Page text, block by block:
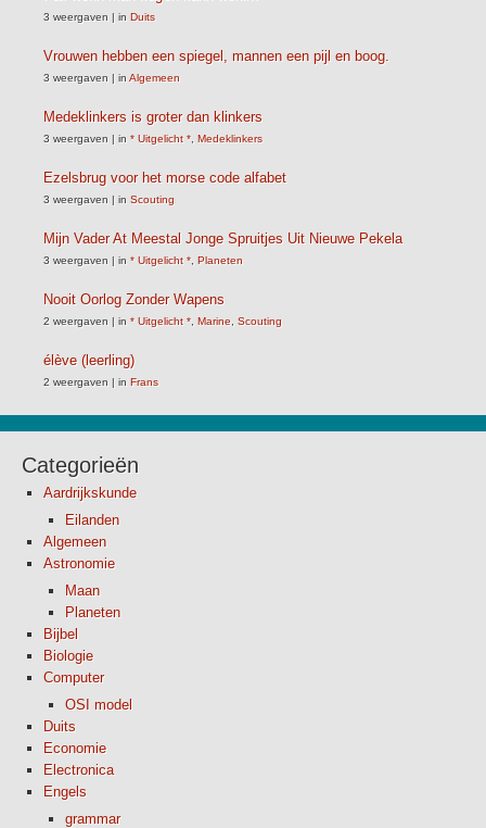
3 weergaven | in Duits
Vrouwen hebben een spiegel, mannen een pijl en boog.
3 weergaven | in Algemeen
Medeklinkers is groter dan klinkers
3 weergaven | in * Uitgelicht * Medeklinkers
Ezelsbrug voor het morse code alfabet
3 weergaven | in Scouting
Mijn Vader At Meestal Jonge Spruitjes Uit Nieuwe Pekela
3 weergaven | in * Uitgelicht * Planeten
Nooit Oorlog Zonder Wapens
2 weergaven | in * Uitgelicht * Marine Scouting
élève (leerling)
2 weergaven | in Frans
Categorieën
Aardrijkskunde
Eilanden
Algemeen
Astronomie
Maan
Planeten
Bijbel
Biologie
Computer
OSI model
Duits
Economie
Electronica
Engels
grammar